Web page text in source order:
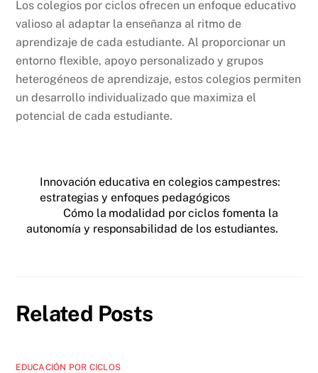
Los colegios por ciclos ofrecen un enfoque educativo
valioso al adaptar la enseñanza al ritmo de
aprendizaje de cada estudiante. Al proporcionar un
entorno flexible, apoyo personalizado y grupos
heterogéneos de aprendizaje, estos colegios permiten
un desarrollo individualizado que maximiza el
potencial de cada estudiante.
Innovación educativa en colegios campestres:
estrategias y enfoques pedagógicos
Cómo la modalidad por ciclos fomenta la
autonomía y responsabilidad de los estudiantes.
Related Posts
EDUCACIÓN POR CICLOS